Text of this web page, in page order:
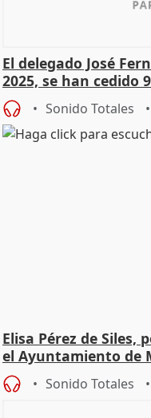
El delegado José
2025, se han cedido
Sonido Totales
Elisa Pérez de Siles,
el Ayuntamiento de
Sonido Totales